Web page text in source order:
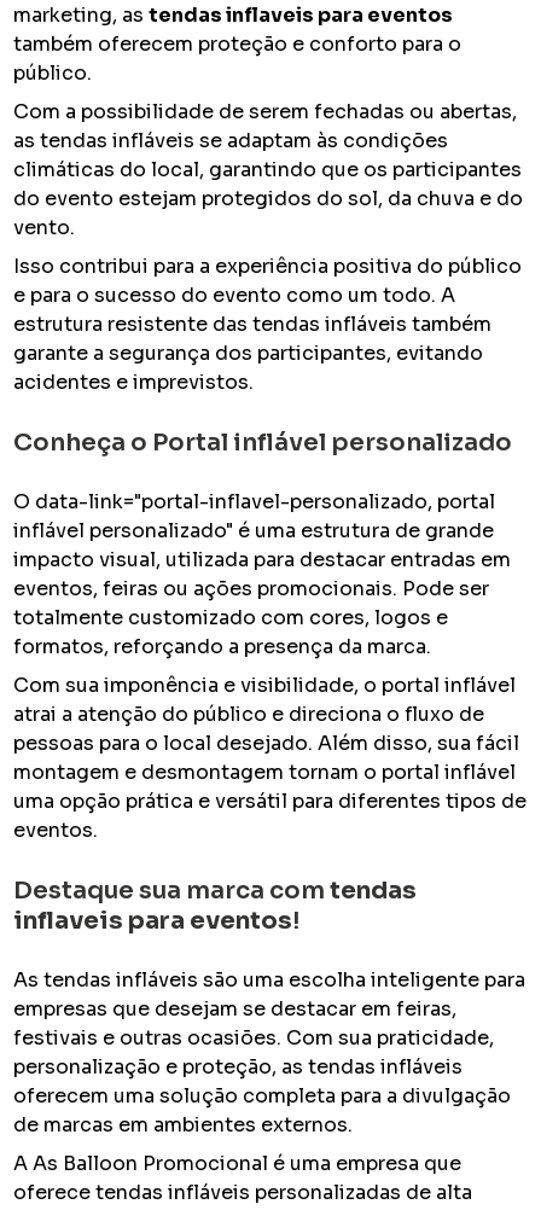
marketing, astendas inflaveis para eventos
também oferecem proteção e conforto para o
público.
Com a possibilidade de serem fechadas ou abertas,
as tendas infláveis se adaptam às condições
climáticas do local, garantindo que os participantes
do evento estejam protegidos do sol, da chuva e do
vento.
Isso contribui para a experiência positiva do público
e para o sucesso do evento como um todo. A
estrutura resistente das tendas infláveis também
garante a segurança dos participantes, evitando
acidentes e imprevistos.
Conheça o Portal inflável personalizado
O data-link="portal-inflavel-personalizado, portal
inflável personalizado" é uma estrutura de grande
impacto visual, utilizada para destacar entradas em
eventos, feiras ou ações promocionais. Pode ser
totalmente customizado com cores, logos e
formatos, reforçando a presença da marca.
Com sua imponência e visibilidade, o portal inflável
atrai a atenção do público e direciona o fluxo de
pessoas para o local desejado. Além disso, sua fácil
montagem e desmontagem tornam o portal inflável
uma opção prática e versátil para diferentes tipos de
eventos.
Destaque sua marca comtendas
inflaveis para eventos!
As tendas infláveis são uma escolha inteligente para
empresas que desejam se destacar em feiras,
festivais e outras ocasiões. Com sua praticidade,
personalização e proteção, as tendas infláveis
oferecem uma solução completa para a divulgação
de marcas em ambientes externos.
A As Balloon Promocional é uma empresa que
oferece tendas infláveis personalizadas de alta